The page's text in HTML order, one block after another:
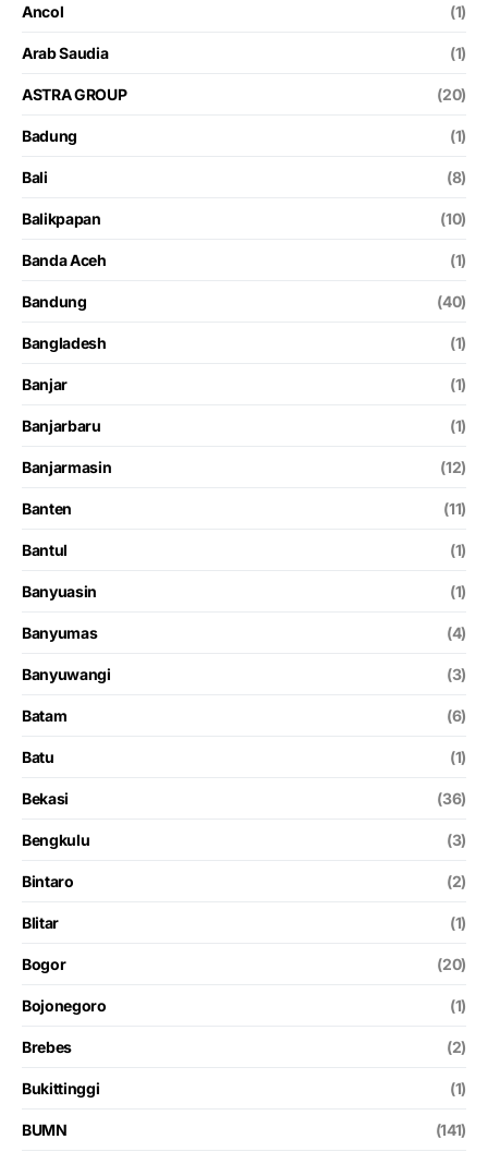
Ancol (1)
Arab Saudia (1)
ASTRA GROUP (20)
Badung (1)
Bali (8)
Balikpapan (10)
Banda Aceh (1)
Bandung (40)
Bangladesh (1)
Banjar (1)
Banjarbaru (1)
Banjarmasin (12)
Banten (11)
Bantul (1)
Banyuasin (1)
Banyumas (4)
Banyuwangi (3)
Batam (6)
Batu (1)
Bekasi (36)
Bengkulu (3)
Bintaro (2)
Blitar (1)
Bogor (20)
Bojonegoro (1)
Brebes (2)
Bukittinggi (1)
BUMN (141)